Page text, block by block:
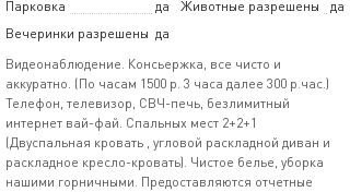
Парковка
да Животные разрешены
да
Вечеринки разрешены да
Видеонаблюдение. Консьержка, все чисто и
аккуратно. (По часам 1500 р. 3 часа далее 300 р.час.)
Телефон, телевизор, СВЧ-печь, безлимитный
интернет вай-фай. Спальных мест 2+2+1
(Двуспальная кровать , угловой раскладной диван и
раскладное кресло-кровать). Чистое белье, уборка
нашими горничными. Предоставляются отчетные